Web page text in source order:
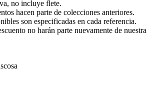
no incluye flete.
hacen parte de colecciones anteriores.
son especificadas en cada referencia.
no harán parte nuevamente de nuestra